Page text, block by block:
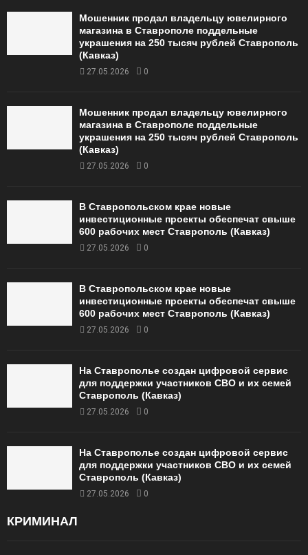
Мошенник продал владельцу ювелирного
магазина в Ставрополе поддельные
украшения на 250 тысяч рублей Ставрополь
(Кавказ)
27.05.2026 0
Мошенник продал владельцу ювелирного
магазина в Ставрополе поддельные
украшения на 250 тысяч рублей Ставрополь
(Кавказ)
27.05.2026 0
В Ставропольском крае новые
инвестиционные проекты обеспечат свыше
600 рабочих мест Ставрополь (Кавказ)
27.05.2026 0
В Ставропольском крае новые
инвестиционные проекты обеспечат свыше
600 рабочих мест Ставрополь (Кавказ)
27.05.2026 0
На Ставрополье создан цифровой сервис
для поддержки участников СВО и их семей
Ставрополь (Кавказ)
27.05.2026 0
На Ставрополье создан цифровой сервис
для поддержки участников СВО и их семей
Ставрополь (Кавказ)
27.05.2026 0
КРИМИНАЛ